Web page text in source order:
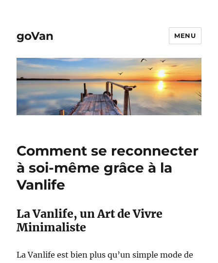
goVan MENU
Comment se reconnecter
à soi-même grâce à la
Vanlife
La Vanlife, un Art de Vivre
Minimaliste
La Vanlife est bien plus qu’un simple mode de